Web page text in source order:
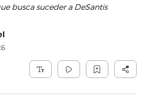
busca suceder a DeSantis